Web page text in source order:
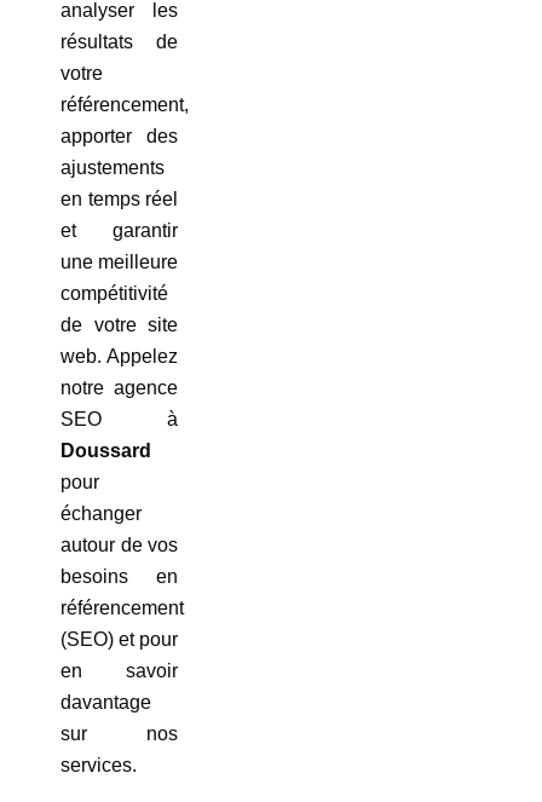
analyser les
résultats de
votre
référencement,
apporter des
ajustements
en temps réel
et garantir
une meilleure
compétitivité
de votre site
web. Appelez
notre agence
SEO à
Doussard
pour
échanger
autour de vos
besoins en
référencement
(SEO) et pour
en savoir
davantage
sur nos
services.